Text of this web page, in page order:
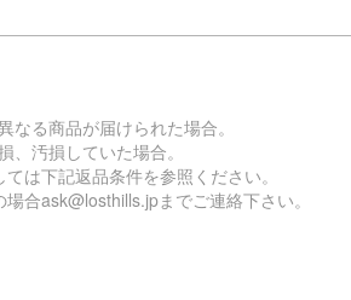
なる商品が届けられた場合。
、汚損していた場合。
は下記返品条件を参照ください。
合ask@losthills.jpまでご連絡下さい。